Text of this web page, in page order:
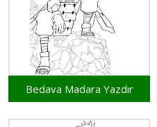
Bedava Madara Yazdır